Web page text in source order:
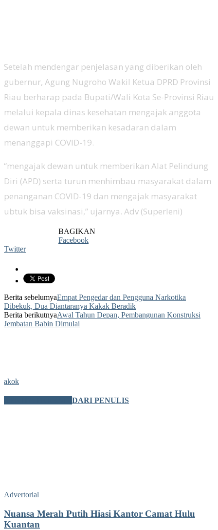
Setelah mendengar penjelasan yang diberikan oleh
gubernur, Agung Nugroho Wakil Ketua DPRD Provinsi
Riau berharap pada Bupati/Wali Kota Se-Provinsi Riau
melalui kepala dinas kesehatan mengajak anggota
dewan untuk memberikan kesadaran dalam
menanggapi COVID-19.
“mengajak dewan untuk memberikan Alat Pelindung
Diri (APD) serta turun menhimbau masyarakat dalam
penanganan COVID-19 dan mengajak masyarakat
ubtuk bisa vaksinasi,” ujarnya. Adv (Superleni)
BAGIKAN
Facebook
Twitter
Berita sebelumyaEmpat Pengedar dan Pengguna Narkotika
Dibekuk, Dua Diantaranya Kakak Beradik
Berita berikutnyaAwal Tahun Depan, Pembangunan Konstruksi
Jembatan Babin Dimulai
akok
DARI PENULIS
Advertorial
Nuansa Merah Putih Hiasi Kantor Camat Hulu
Kuantan